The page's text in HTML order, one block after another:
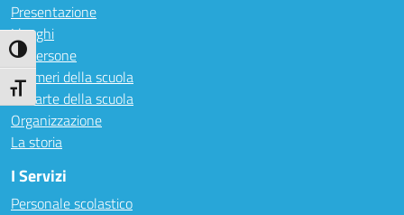
Attiva/disattiva alto contrasto
Attiva/disattiva dimensione testo
Presentazione
I luoghi
Le persone
I numeri della scuola
Le carte della scuola
Organizzazione
La storia
I Servizi
Personale scolastico